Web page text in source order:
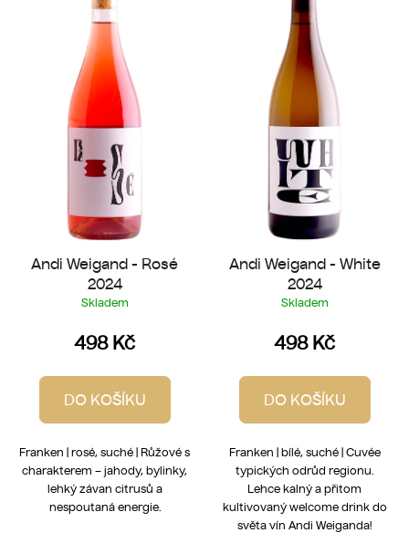
Andi Weigand - Rosé
2024
Skladem
498 Kč
DO KOŠÍKU
Franken | rosé, suché | Růžové s
charakterem – jahody, bylinky,
lehký závan citrusů a
nespoutaná energie.
Andi Weigand - White
2024
Skladem
498 Kč
DO KOŠÍKU
Franken | bílé, suché | Cuvée
typických odrůd regionu.
Lehce kalný a přitom
kultivovaný welcome drink do
světa vín Andi Weiganda!